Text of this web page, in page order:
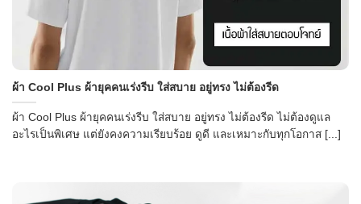
ผ้า Cool Plus ผ้ายุคคนเร่งรีบ ใส่สบาย อยู่ทรง ไม่ต้องรีด
ผ้า Cool Plus ผ้ายุคคนเร่งรีบ ใส่สบาย อยู่ทรง ไม่ต้องรีด ไม่ต้องดูแล
อะไรเป็นพิเศษ แต่ยังคงความเรียบร้อย ดูดี และเหมาะกับทุกโอกาส [...]